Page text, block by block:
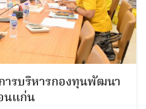
รบริหารกองทุนพัฒนา
นแก่น